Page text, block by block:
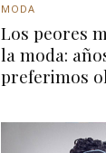
MODA
Los peores
la moda:
preferimos